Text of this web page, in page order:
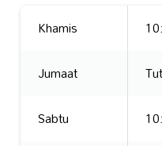
Khamis
Jumaat
Sabtu